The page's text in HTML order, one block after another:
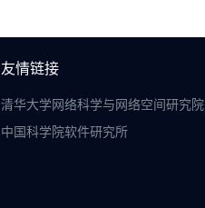
友情链接
清华大学网络科学与网络空间研究院
中国科学院软件研究所